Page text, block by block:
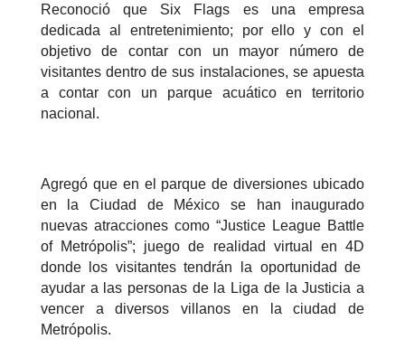
Reconoció que Six Flags es una empresa
dedicada al entretenimiento; por ello y con el
objetivo de contar con un mayor número de
visitantes dentro de sus instalaciones, se apuesta
a contar con un parque acuático en territorio
nacional.
Agregó que en el parque de diversiones ubicado
en la Ciudad de México se han inaugurado
nuevas atracciones como “Justice League Battle
of Metrópolis”; juego de realidad virtual en 4D
donde los visitantes tendrán la oportunidad de
ayudar a las personas de la Liga de la Justicia a
vencer a diversos villanos en la ciudad de
Metrópolis.